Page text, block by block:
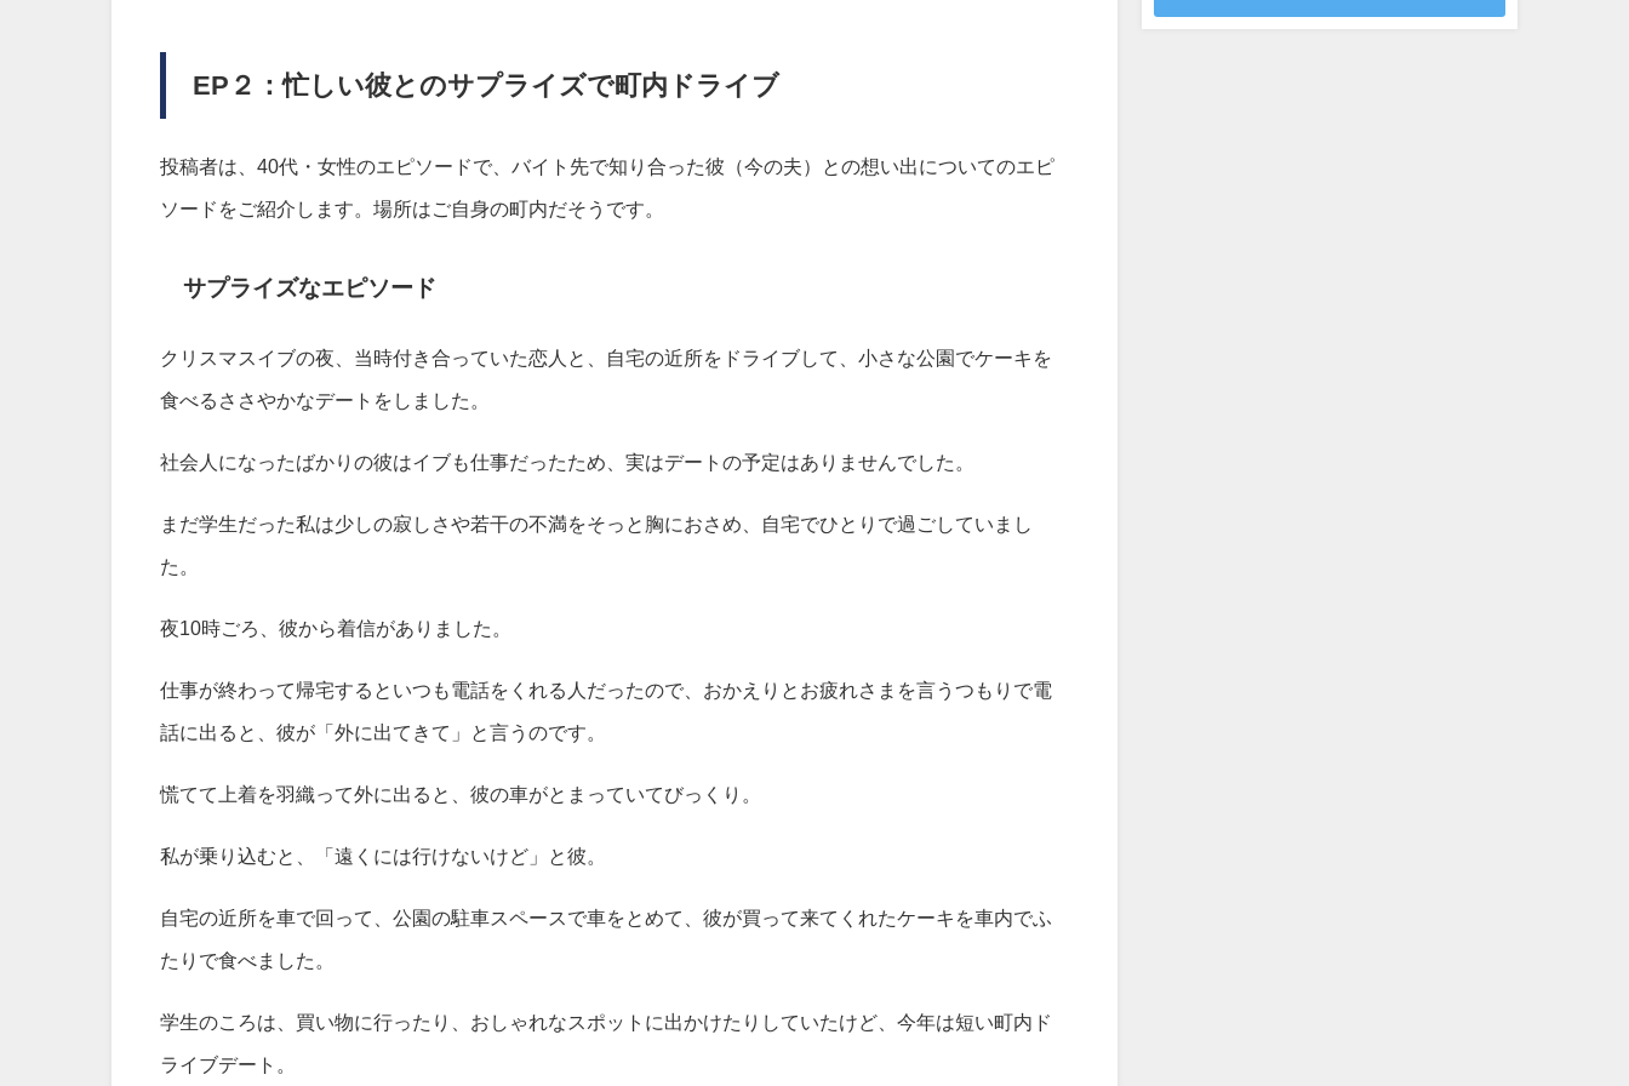
EP２：忙しい彼とのサプライズで町内ドライブ
投稿者は、40代・女性のエピソードで、バイト先で知り合った彼（今の夫）との想い出についてのエピ
ソードをご紹介します。場所はご自身の町内だそうです。
サプライズなエピソード
クリスマスイブの夜、当時付き合っていた恋人と、自宅の近所をドライブして、小さな公園でケーキを
食べるささやかなデートをしました。
社会人になったばかりの彼はイブも仕事だったため、実はデートの予定はありませんでした。
まだ学生だった私は少しの寂しさや若干の不満をそっと胸におさめ、自宅でひとりで過ごしていまし
た。
夜10時ごろ、彼から着信がありました。
仕事が終わって帰宅するといつも電話をくれる人だったので、おかえりとお疲れさまを言うつもりで電
話に出ると、彼が「外に出てきて」と言うのです。
慌てて上着を羽織って外に出ると、彼の車がとまっていてびっくり。
私が乗り込むと、「遠くには行けないけど」と彼。
自宅の近所を車で回って、公園の駐車スペースで車をとめて、彼が買って来てくれたケーキを車内でふ
たりで食べました。
学生のころは、買い物に行ったり、おしゃれなスポットに出かけたりしていたけど、今年は短い町内ド
ライブデート。